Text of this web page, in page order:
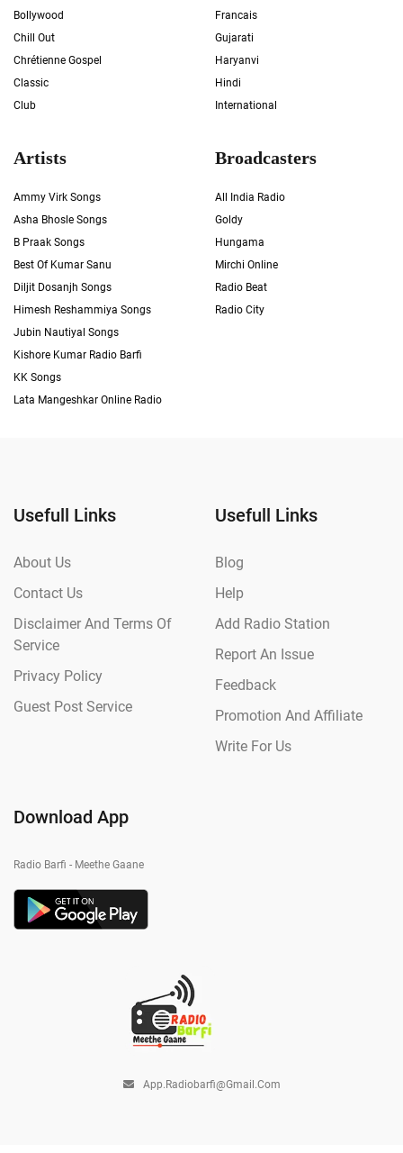
Bollywood
Chill Out
Chrétienne Gospel
Classic
Club
Francais
Gujarati
Haryanvi
Hindi
International
Artists
Ammy Virk Songs
Asha Bhosle Songs
B Praak Songs
Best Of Kumar Sanu
Diljit Dosanjh Songs
Himesh Reshammiya Songs
Jubin Nautiyal Songs
Kishore Kumar Radio Barfi
KK Songs
Lata Mangeshkar Online Radio
Broadcasters
All India Radio
Goldy
Hungama
Mirchi Online
Radio Beat
Radio City
Usefull Links
About Us
Contact Us
Disclaimer And Terms Of
Service
Privacy Policy
Guest Post Service
Usefull Links
Blog
Help
Add Radio Station
Report An Issue
Feedback
Promotion And Affiliate
Write For Us
Download App
Radio Barfi - Meethe Gaane
App.radiobarfi@gmail.com